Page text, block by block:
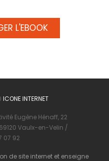
L'EBOOK
ICONE INTERNET
Eugène Hénaff, 22
Vaulx-en-Velin /
07 92
de site internet et enseigne